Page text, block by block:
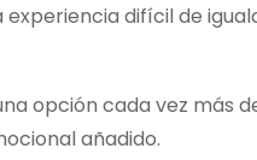
difícil de
opción cada vez más
añadido.